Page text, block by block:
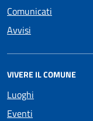
Comunicati
Avvisi
VIVERE IL COMUNE
Luoghi
Eventi